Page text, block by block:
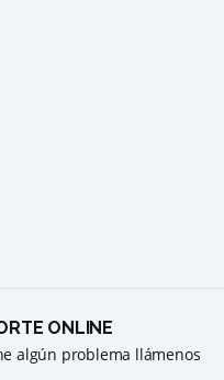
ONLINE
algún problema llámenos